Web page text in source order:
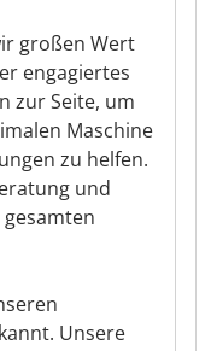
großen Wert
engagiertes
zur Seite, um
Maschine
zu helfen.
und
Unsere